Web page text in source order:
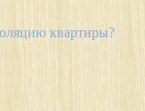
квартиры?